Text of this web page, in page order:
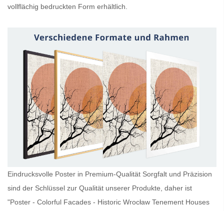
vollflächig bedruckten Form erhältlich.
Eindrucksvolle Poster in Premium-Qualität Sorgfalt und Präzision
sind der Schlüssel zur Qualität unserer Produkte, daher ist
"Poster - Colorful Facades - Historic Wrocław Tenement Houses